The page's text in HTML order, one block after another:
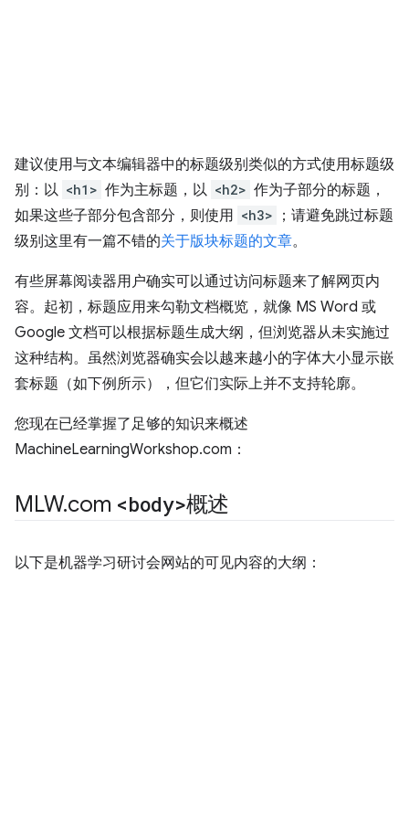
建议使用与文本编辑器中的标题级别类似的方式使用标题级
别：以 <h1> 作为主标题，以 <h2> 作为子部分的标题，
如果这些子部分包含部分，则使用 <h3>
；请避免跳过标题
级别这里有一篇不错的关于版块标题的文章。
有些屏幕阅读器用户确实可以通过访问标题来了解网页内
容。起初，标题应用来勾勒文档概览，就像 MS Word 或
Google 文档可以根据标题生成大纲，但浏览器从未实施过
这种结构。虽然浏览器确实会以越来越小的字体大小显示嵌
套标题（如下例所示），但它们实际上并不支持轮廓。
您现在已经掌握了足够的知识来概述
MachineLearningWorkshop.com：
MLW.com <body>概述
以下是机器学习研讨会网站的可见内容的大纲：